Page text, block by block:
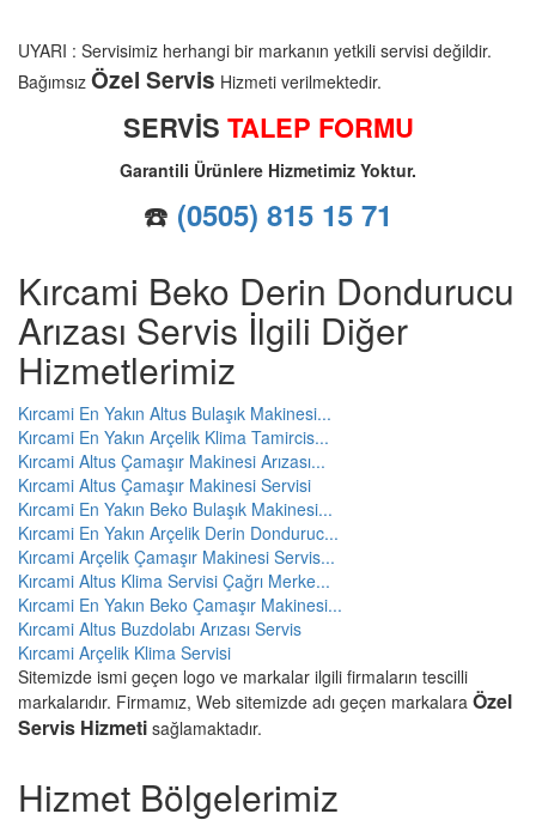
UYARI : Servisimiz herhangi bir markanın yetkili servisi değildir.
Bağımsız Özel Servis Hizmeti verilmektedir.
SERVİS TALEP FORMU
Garantili Ürünlere Hizmetimiz Yoktur.
☎️ (0505) 815 15 71
Kırcami Beko Derin Dondurucu
Arızası Servis İlgili Diğer
Hizmetlerimiz
Kırcami En Yakın Altus Bulaşık Makinesi...
Kırcami En Yakın Arçelik Klima Tamircis...
Kırcami Altus Çamaşır Makinesi Arızası...
Kırcami Altus Çamaşır Makinesi Servisi
Kırcami En Yakın Beko Bulaşık Makinesi...
Kırcami En Yakın Arçelik Derin Donduruc...
Kırcami Arçelik Çamaşır Makinesi Servis...
Kırcami Altus Klima Servisi Çağrı Merke...
Kırcami En Yakın Beko Çamaşır Makinesi...
Kırcami Altus Buzdolabı Arızası Servis
Kırcami Arçelik Klima Servisi
Sitemizde ismi geçen logo ve markalar ilgili firmaların tescilli
markalarıdır. Firmamız, Web sitemizde adı geçen markalara Özel
Servis Hizmeti sağlamaktadır.
Hizmet Bölgelerimiz